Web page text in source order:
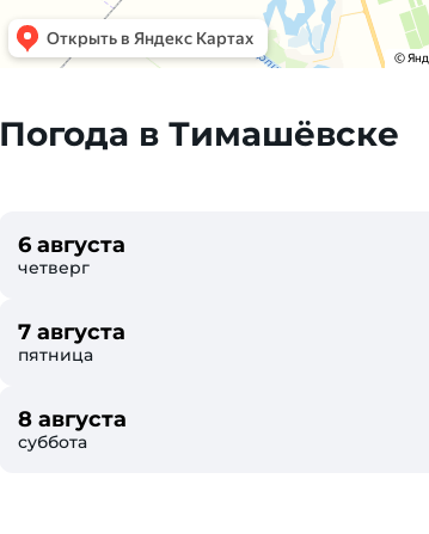
Погода в Тимашёвске
6 августа
четверг
7 августа
пятница
8 августа
суббота